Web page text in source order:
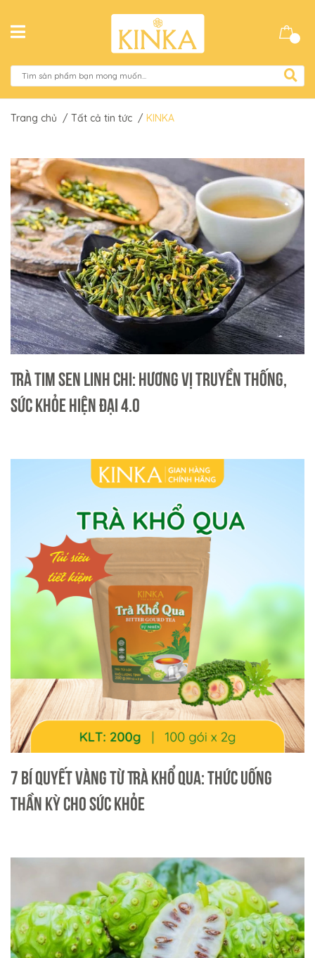
Trang chủ / Tất cả tin tức / KINKA
Trà Tim Sen Linh Chi: Hương vị truyền thống,
sức khỏe hiện đại 4.0
7 Bí Quyết Vàng Từ Trà Khổ Qua: Thức Uống
Thần Kỳ Cho Sức Khỏe